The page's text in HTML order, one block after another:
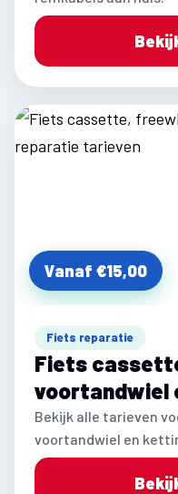
Vanaf €15,00
Fiets reparatie
Fiets
voortandwiel
Bekijk alle tarieven
voortandwiel en